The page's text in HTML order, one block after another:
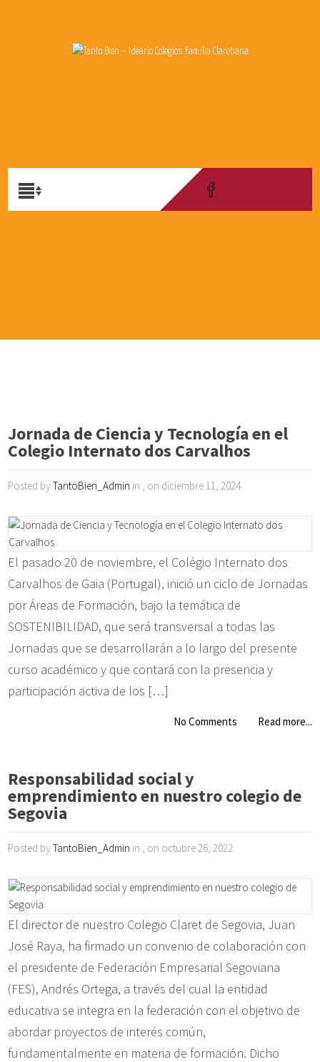
Jornada de Ciencia y Tecnología en el
Colegio Internato dos Carvalhos
Posted byTantoBien_Admin in , on diciembre 11, 2024
El pasado 20 de noviembre, el Colégio Internato dos
Carvalhos de Gaia (Portugal), inició un ciclo de Jornadas
por Áreas de Formación, bajo la temática de
SOSTENIBILIDAD, que será transversal a todas las
Jornadas que se desarrollarán a lo largo del presente
curso académico y que contará con la presencia y
participación activa de los […]
No Comments Read more...
Responsabilidad social y
emprendimiento en nuestro colegio de
Segovia
Posted byTantoBien_Admin in , on octubre 26, 2022
El director de nuestro Colegio Claret de Segovia, Juan
José Raya, ha firmado un convenio de colaboración con
el presidente de Federación Empresarial Segoviana
(FES), Andrés Ortega, a través del cual la entidad
educativa se integra en la federación con el objetivo de
abordar proyectos de interés común,
fundamentalmente en materia de formación. Dicho